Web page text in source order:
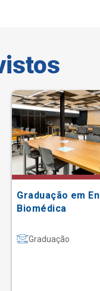
Graduação em
Biomédica
Graduação